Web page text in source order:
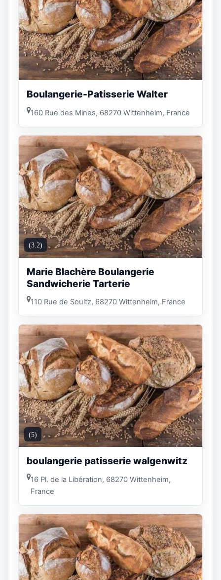
Boulangerie-Patisserie Walter
160 Rue des Mines, 68270 Wittenheim, France
(3.2)
Marie Blachère Boulangerie
Sandwicherie Tarterie
110 Rue de Soultz, 68270 Wittenheim, France
(5)
boulangerie patisserie walgenwitz
16 Pl. de la Libération, 68270 Wittenheim,
France